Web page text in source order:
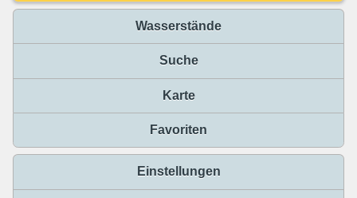
Wasserstände
Suche
Karte
Favoriten
Einstellungen